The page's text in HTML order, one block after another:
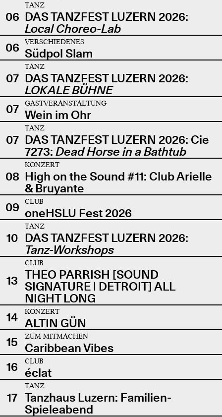
06
TANZ
DAS TANZFEST LUZERN 2026:
Local Choreo-Lab
06
VERSCHIEDENES
Südpol Slam
07
TANZ
DAS TANZFEST LUZERN 2026:
LOKALE BÜHNE
07
GASTVERANSTALTUNG
Wein im Ohr
07
TANZ
DAS TANZFEST LUZERN 2026: Cie
7273: Dead Horse in a Bathtub
08
KONZERT
High on the Sound #11: Club Arielle
& Bruyante
09
CLUB
oneHSLU Fest 2026
10
TANZ
DAS TANZFEST LUZERN 2026:
Tanz-Workshops
13
CLUB
THEO PARRISH [SOUND
SIGNATURE | DETROIT] ALL
NIGHT LONG
14
KONZERT
ALTIN GÜN
15
ZUM MITMACHEN
Caribbean Vibes
16
CLUB
éclat
17
TANZ
Tanzhaus Luzern: Familien-
Spieleabend